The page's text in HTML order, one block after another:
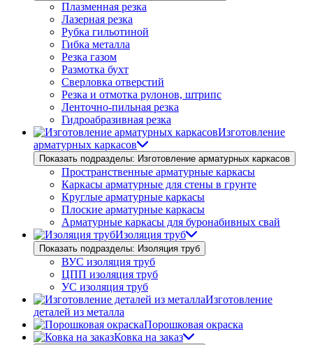
Плазменная резка
Лазерная резка
Рубка гильотиной
Гибка металла
Резка газом
Размотка бухт
Сверловка отверстий
Резка и отмотка рулонов, штрипс
Ленточно-пильная резка
Гидроабразивная резка
Изготовление
арматурных каркасов
Показать подразделы: Изготовление арматурных каркасов
Пространственные арматурные каркасы
Каркасы арматурные для стены в грунте
Круглые арматурные каркасы
Плоские арматурные каркасы
Арматурные каркасы для буронабивных свай
Изоляция труб
Показать подразделы: Изоляция труб
ВУС изоляция труб
ЦПП изоляция труб
УС изоляция труб
Изготовление
деталей из металла
Порошковая окраска
Ковка на заказ